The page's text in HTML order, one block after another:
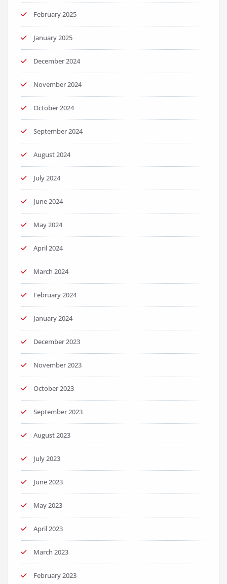
February 2025
January 2025
December 2024
November 2024
October 2024
September 2024
August 2024
July 2024
June 2024
May 2024
April 2024
March 2024
February 2024
January 2024
December 2023
November 2023
October 2023
September 2023
August 2023
July 2023
June 2023
May 2023
April 2023
March 2023
February 2023